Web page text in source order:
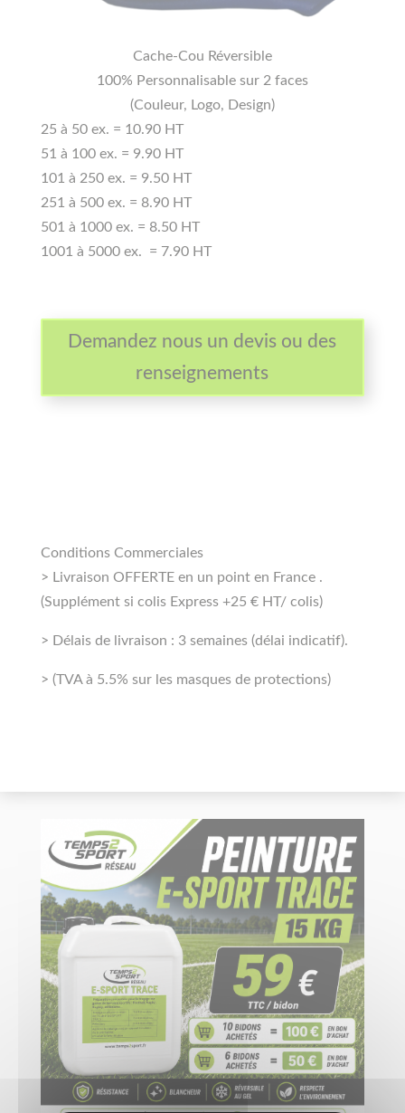
Cache-Cou Réversible
100% Personnalisable sur 2 faces
(Couleur, Logo, Design)
25 à 50 ex. = 10.90 HT
51 à 100 ex. = 9.90 HT
101 à 250 ex. = 9.50 HT
251 à 500 ex. = 8.90 HT
501 à 1000 ex. = 8.50 HT
1001 à 5000 ex. = 7.90 HT
Demandez nous un devis ou des
renseignements
Conditions Commerciales
> Livraison OFFERTE en un point en France .
(Supplément si colis Express +25 € HT/ colis)
> Délais de livraison : 3 semaines (délai indicatif).
> (TVA à 5.5% sur les masques de protections)